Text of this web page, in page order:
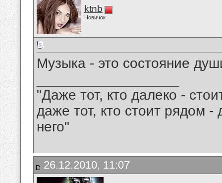
ktnb
Новичок
Музыка - это состояние
"Даже тот, кто далеко -
даже тот, кто стоит рядом
него"
26.12.2010, 11:07